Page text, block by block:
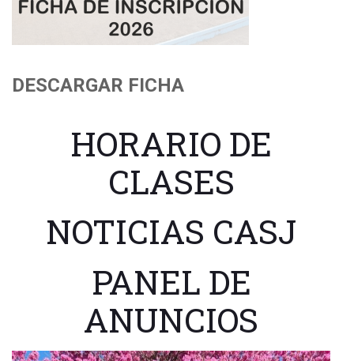
DESCARGAR FICHA
HORARIO DE
CLASES
NOTICIAS CASJ
PANEL DE
ANUNCIOS